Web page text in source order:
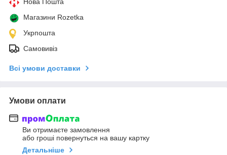
Магазини Rozetka
Укрпошта
Самовивіз
Всі умови доставки
Умови оплати
Ви отримаєте замовлення
або гроші повернуться на вашу картку
Детальніше